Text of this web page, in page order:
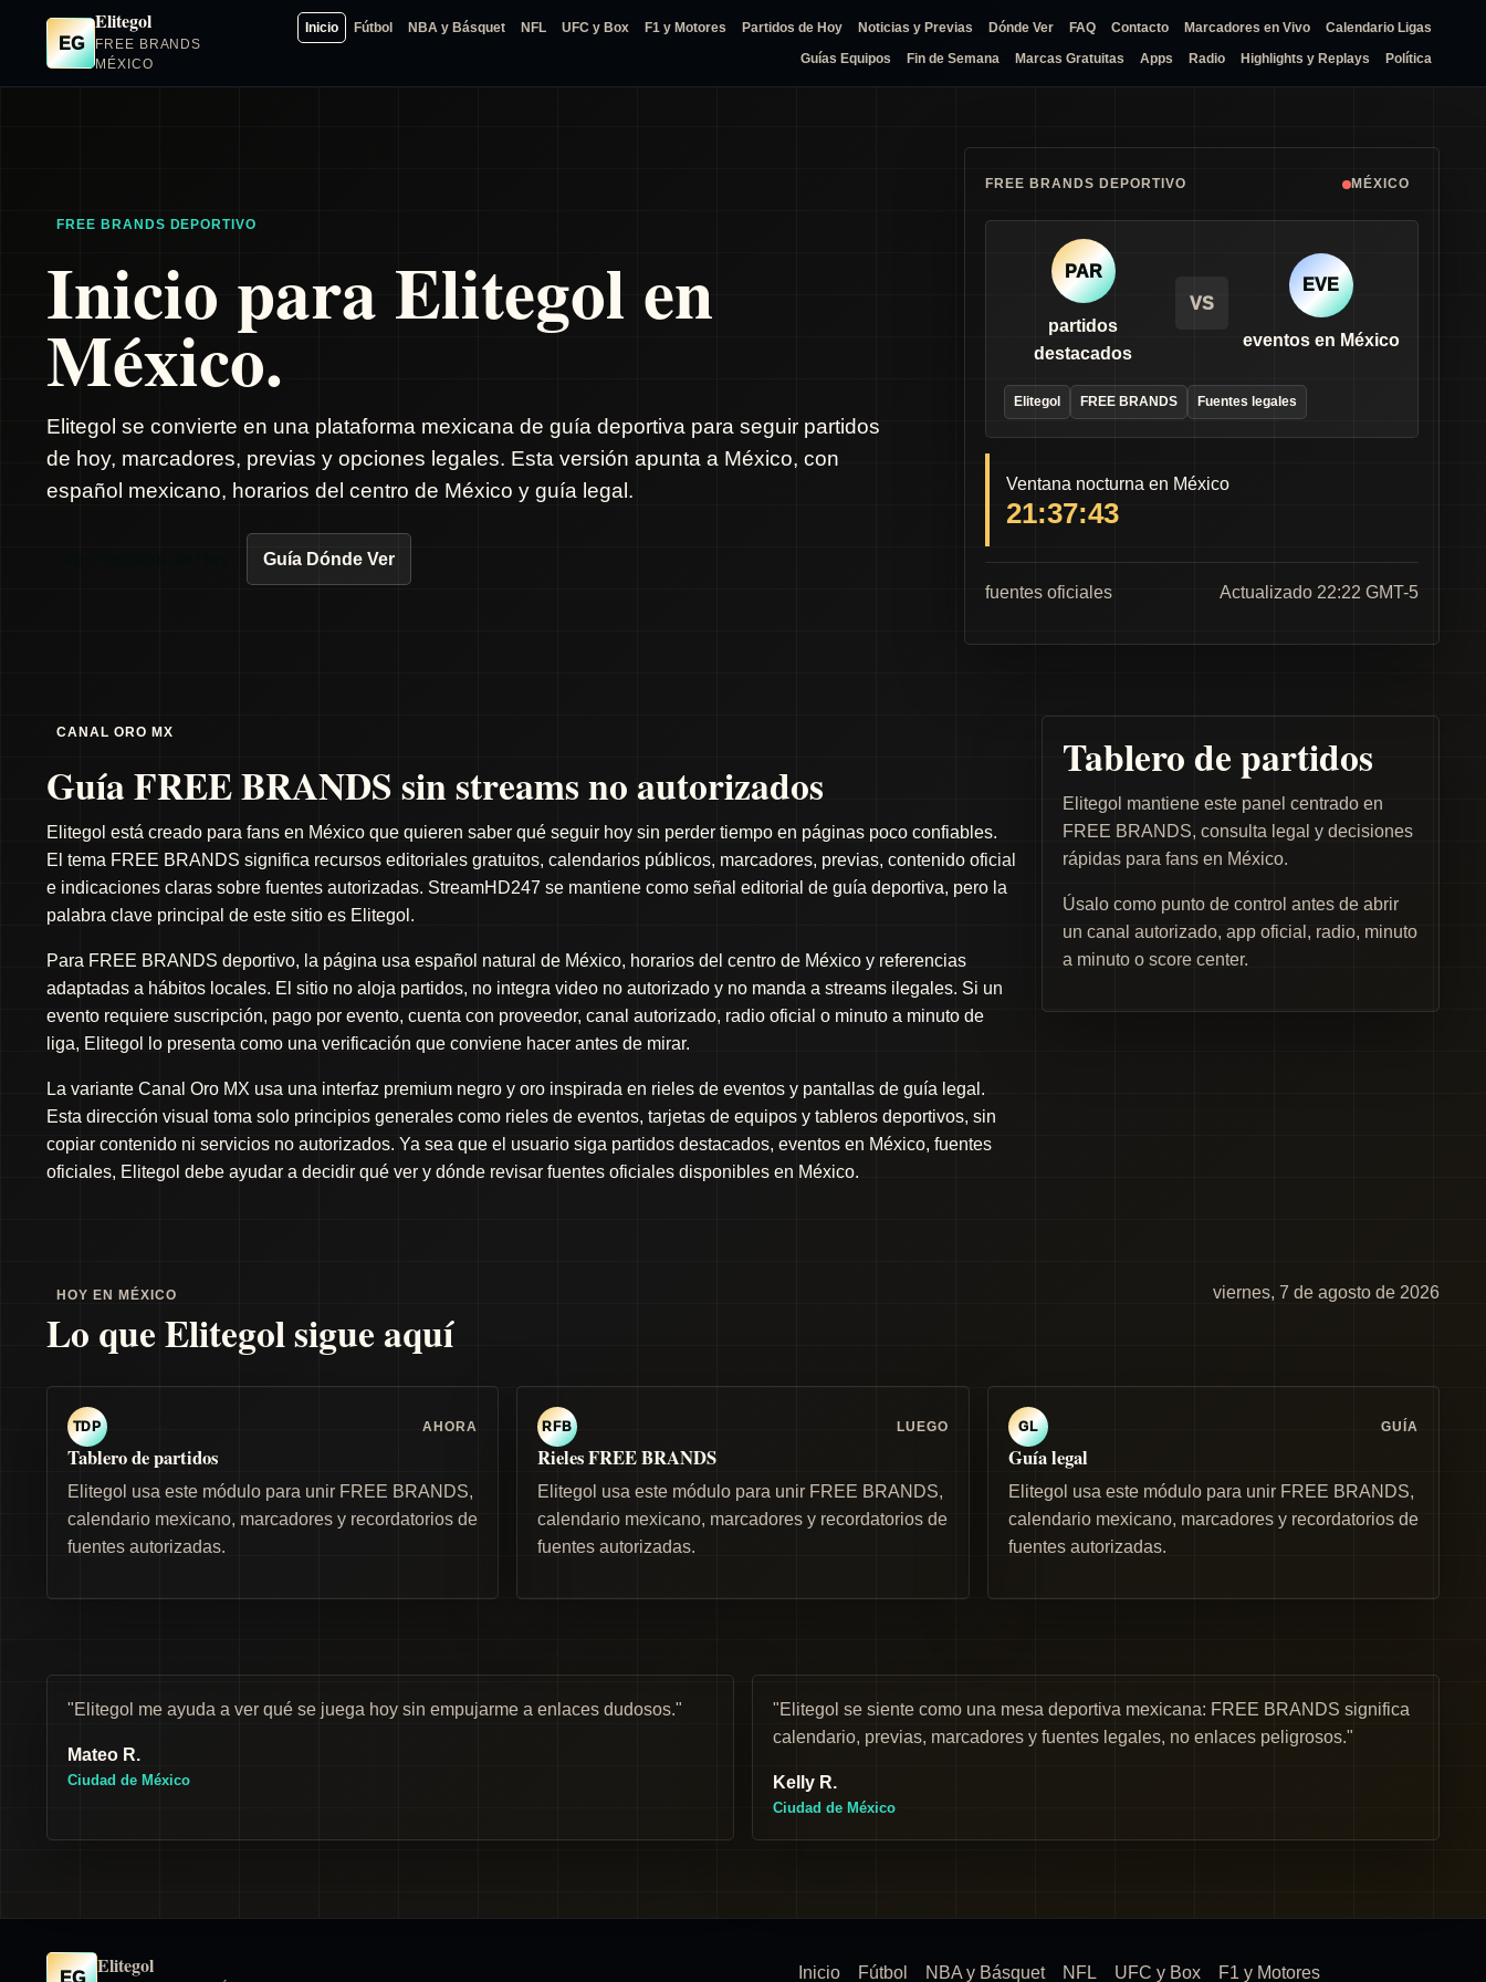
EG
Elitegol
FREE BRANDS
MÉXICO
Inicio Fútbol NBA y Básquet NFL UFC y Box F1 y Motores Partidos de Hoy Noticias y Previas Dónde Ver FAQ Contacto Marcadores en Vivo Calendario Ligas
Guías Equipos Fin de Semana Marcas Gratuitas Apps Radio Highlights y Replays Política
FREE BRANDS DEPORTIVO
Inicio para Elitegol en
México.
Elitegol se convierte en una plataforma mexicana de guía deportiva para seguir partidos
de hoy, marcadores, previas y opciones legales. Esta versión apunta a México, con
español mexicano, horarios del centro de México y guía legal.
Guía Dónde Ver
FREE BRANDS DEPORTIVO MÉXICO
PAR
partidos
destacados
VS
EVE
eventos en México
Elitegol FREE BRANDS Fuentes legales
Ventana nocturna en México
21:37:43
fuentes oficiales Actualizado 22:22 GMT-5
CANAL ORO MX
Guía FREE BRANDS sin streams no autorizados
Elitegol está creado para fans en México que quieren saber qué seguir hoy sin perder tiempo en páginas poco confiables.
El tema FREE BRANDS significa recursos editoriales gratuitos, calendarios públicos, marcadores, previas, contenido oficial
e indicaciones claras sobre fuentes autorizadas. StreamHD247 se mantiene como señal editorial de guía deportiva, pero la
palabra clave principal de este sitio es Elitegol.
Para FREE BRANDS deportivo, la página usa español natural de México, horarios del centro de México y referencias
adaptadas a hábitos locales. El sitio no aloja partidos, no integra video no autorizado y no manda a streams ilegales. Si un
evento requiere suscripción, pago por evento, cuenta con proveedor, canal autorizado, radio oficial o minuto a minuto de
liga, Elitegol lo presenta como una verificación que conviene hacer antes de mirar.
La variante Canal Oro MX usa una interfaz premium negro y oro inspirada en rieles de eventos y pantallas de guía legal.
Esta dirección visual toma solo principios generales como rieles de eventos, tarjetas de equipos y tableros deportivos, sin
copiar contenido ni servicios no autorizados. Ya sea que el usuario siga partidos destacados, eventos en México, fuentes
oficiales, Elitegol debe ayudar a decidir qué ver y dónde revisar fuentes oficiales disponibles en México.
Tablero de partidos
Elitegol mantiene este panel centrado en
FREE BRANDS, consulta legal y decisiones
rápidas para fans en México.
Úsalo como punto de control antes de abrir
un canal autorizado, app oficial, radio, minuto
a minuto o score center.
HOY EN MÉXICO
Lo que Elitegol sigue aquí
viernes, 7 de agosto de 2026
TDP AHORA
Tablero de partidos
Elitegol usa este módulo para unir FREE BRANDS,
calendario mexicano, marcadores y recordatorios de
fuentes autorizadas.
RFB LUEGO
Rieles FREE BRANDS
Elitegol usa este módulo para unir FREE BRANDS,
calendario mexicano, marcadores y recordatorios de
fuentes autorizadas.
GL GUÍA
Guía legal
Elitegol usa este módulo para unir FREE BRANDS,
calendario mexicano, marcadores y recordatorios de
fuentes autorizadas.
"Elitegol me ayuda a ver qué se juega hoy sin empujarme a enlaces dudosos."
Mateo R.
Ciudad de México
"Elitegol se siente como una mesa deportiva mexicana: FREE BRANDS significa
calendario, previas, marcadores y fuentes legales, no enlaces peligrosos."
Kelly R.
Ciudad de México
EG Elitegol Inicio Fútbol NBA y Básquet NFL UFC y Box F1 y Motores